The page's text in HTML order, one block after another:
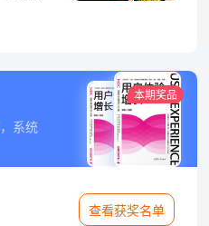
系统
本期奖品
查看获奖名单